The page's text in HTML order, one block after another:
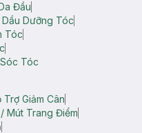
Đầu
Dưỡng Tóc
Tóc
Tóc
Trợ Giảm Cân
Mút Trang Điểm